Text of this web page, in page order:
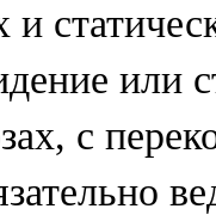
и
или
с